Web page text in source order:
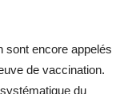
sont encore appelés
de vaccination.
du